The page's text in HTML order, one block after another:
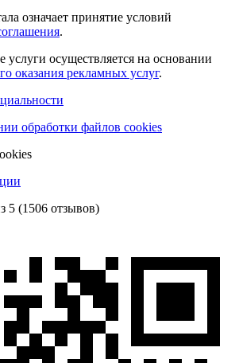
означает принятие условий
.
услуги осуществляется на основании
оказания рекламных услуг.
обработки файлов cookies
5 (1506 отзывов)